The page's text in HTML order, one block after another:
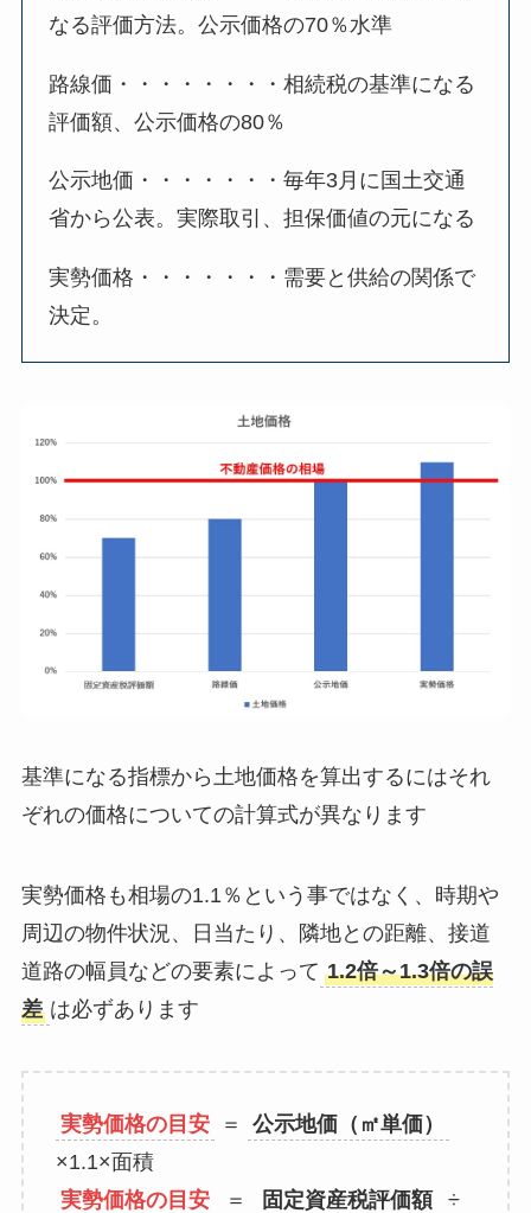
なる評価方法。公示価格の70％水準
路線価・・・・・・・・相続税の基準になる
評価額、公示価格の80％
公示地価・・・・・・・毎年3月に国土交通
省から公表。実際取引、担保価値の元になる
実勢価格・・・・・・・需要と供給の関係で
決定。
基準になる指標から土地価格を算出するにはそれ
ぞれの価格についての計算式が異なります
実勢価格も相場の1.1％という事ではなく、時期や
周辺の物件状況、日当たり、隣地との距離、接道
道路の幅員などの要素によって 1.2倍～1.3倍の誤
差 は必ずあります
実勢価格の目安 ＝
公示地価（㎡単価）
×1.1×面積
実勢価格の目安
＝ 固定資産税評価額
÷